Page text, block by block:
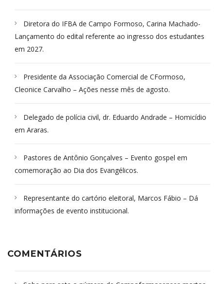
Diretora do IFBA de Campo Formoso, Carina Machado-
Lançamento do edital referente ao ingresso dos estudantes
em 2027.
Presidente da Associação Comercial de CFormoso,
Cleonice Carvalho – Ações nesse mês de agosto.
Delegado de polícia civil, dr. Eduardo Andrade – Homicídio
em Araras.
Pastores de Antônio Gonçalves – Evento gospel em
comemoração ao Dia dos Evangélicos.
Representante do cartório eleitoral, Marcos Fábio – Dá
informações de evento institucional.
COMENTÁRIOS